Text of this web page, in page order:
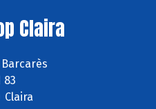
Claira
83
Claira